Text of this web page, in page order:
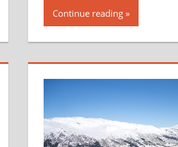
Continue reading